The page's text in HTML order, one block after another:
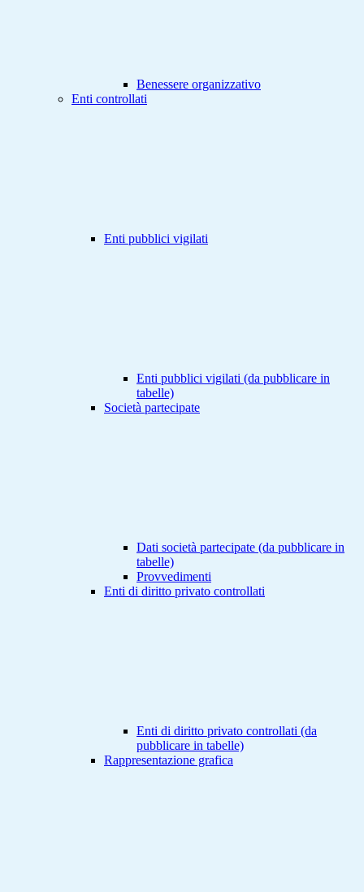
Benessere organizzativo
Enti controllati
Enti pubblici vigilati
Enti pubblici vigilati (da pubblicare in
tabelle)
Società partecipate
Dati società partecipate (da pubblicare in
tabelle)
Provvedimenti
Enti di diritto privato controllati
Enti di diritto privato controllati (da
pubblicare in tabelle)
Rappresentazione grafica